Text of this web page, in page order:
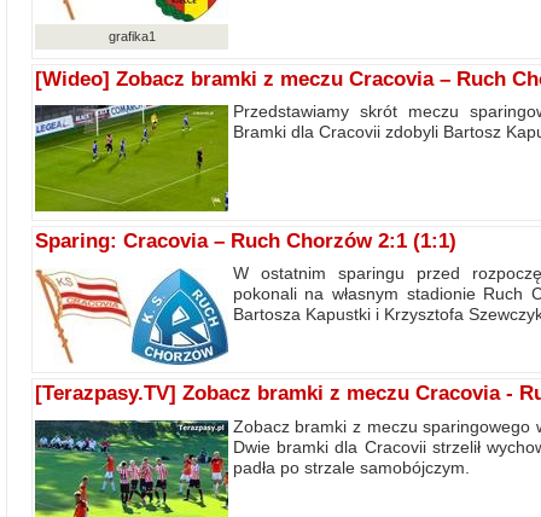
grafika1
[Wideo] Zobacz bramki z meczu Cracovia – Ruch
Przedstawiamy skrót meczu
Bramki dla Cracovii zdobyli Bartosz
Sparing: Cracovia – Ruch Chorzów 2:1 (1:1)
W ostatnim sparingu przed
pokonali na własnym stadionie Ruch
Bartosza Kapustki i Krzysztofa
[Terazpasy.TV] Zobacz bramki z meczu Cracovia -
Zobacz bramki z meczu sparingowego
Dwie bramki dla Cracovii strzelił
padła po strzale samobójczym.